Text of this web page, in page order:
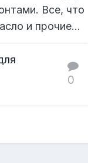
Все, что
и прочие...
0